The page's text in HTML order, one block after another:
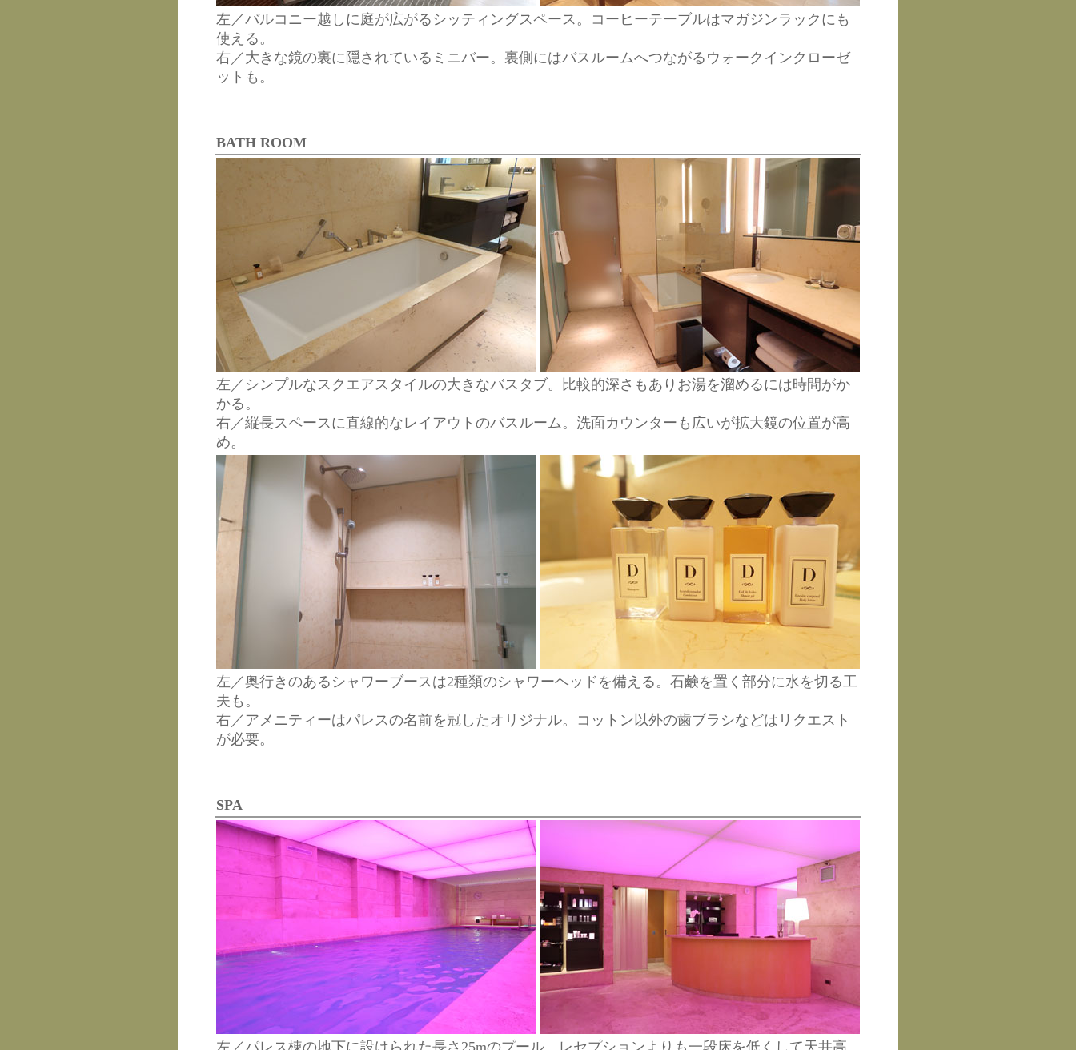
左／バルコニー越しに庭が広がるシッティングスペース。コーヒーテーブルはマガジンラックにも
使える。
右／大きな鏡の裏に隠されているミニバー。裏側にはバスルームへつながるウォークインクローゼ
ットも。
BATH ROOM
左／シンプルなスクエアスタイルの大きなバスタブ。比較的深さもありお湯を溜めるには時間がか
かる。
右／縦長スペースに直線的なレイアウトのバスルーム。洗面カウンターも広いが拡大鏡の位置が高
め。
左／奥行きのあるシャワーブースは2種類のシャワーヘッドを備える。石鹸を置く部分に水を切る工
夫も。
右／アメニティーはパレスの名前を冠したオリジナル。コットン以外の歯ブラシなどはリクエスト
が必要。
SPA
左／パレス棟の地下に設けられた長さ25mのプール。レセプションよりも一段床を低くして天井高